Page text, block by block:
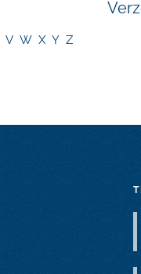
V W X Y Z